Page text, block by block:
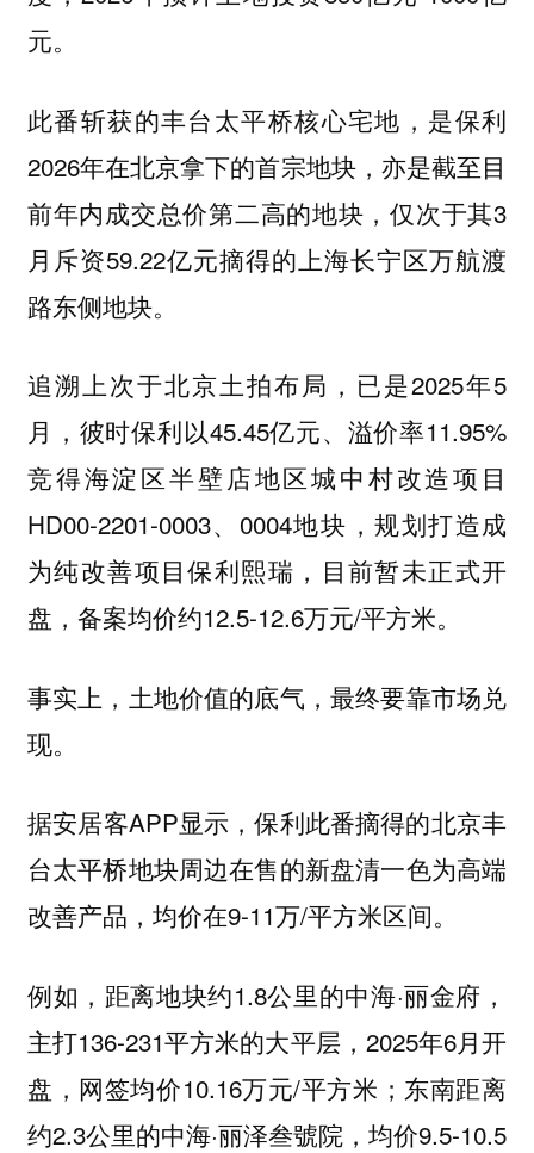
元。
此番斩获的丰台太平桥核心宅地，是保利
2026年在北京拿下的首宗地块，亦是截至目
前年内成交总价第二高的地块，仅次于其3
月斥资59.22亿元摘得的上海长宁区万航渡
路东侧地块。
追溯上次于北京土拍布局，已是2025年5
月，彼时保利以45.45亿元、溢价率11.95%
竞得海淀区半壁店地区城中村改造项目
HD00-2201-0003、0004地块，规划打造成
为纯改善项目保利熙瑞，目前暂未正式开
盘，备案均价约12.5-12.6万元/平方米。
事实上，土地价值的底气，最终要靠市场兑
现。
据安居客APP显示，保利此番摘得的北京丰
台太平桥地块周边在售的新盘清一色为高端
改善产品，均价在9-11万/平方米区间。
例如，距离地块约1.8公里的中海·丽金府，
主打136-231平方米的大平层，2025年6月开
盘，网签均价10.16万元/平方米；东南距离
约2.3公里的中海·丽泽叁號院，均价9.5-10.5